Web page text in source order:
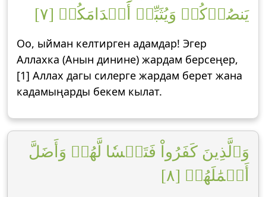
يَنصُرۡكُمۡ وَيُثَبِّتۡ أَقۡدَامَكُمۡ [٧]
Оо, ыйман келтирген адамдар! Эгер
Аллахка (Анын динине) жардам берсеңер,
[1] Аллах дагы силерге жардам берет жана
кадамыңарды бекем кылат.
وَٱلَّذِينَ كَفَرُواْ فَتَعۡسٗا لَّهُمۡ وَأَضَلَّ
أَعۡمَٰلَهُمۡ [٨]